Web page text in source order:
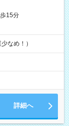
15分
なめ！）
詳細へ